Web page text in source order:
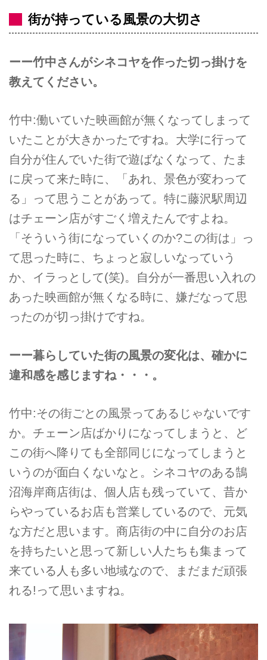
街が持っている風景の大切さ
ーー竹中さんがシネコヤを作った切っ掛けを
教えてください。
竹中:働いていた映画館が無くなってしまって
いたことが大きかったですね。大学に行って
自分が住んでいた街で遊ばなくなって、たま
に戻って来た時に、「あれ、景色が変わって
る」って思うことがあって。特に藤沢駅周辺
はチェーン店がすごく増えたんですよね。
「そういう街になっていくのか?この街は」っ
て思った時に、ちょっと寂しいなっていう
か、イラっとして(笑)。自分が一番思い入れの
あった映画館が無くなる時に、嫌だなって思
ったのが切っ掛けですね。
ーー暮らしていた街の風景の変化は、確かに
違和感を感じますね・・・。
竹中:その街ごとの風景ってあるじゃないです
か。チェーン店ばかりになってしまうと、ど
この街へ降りても全部同じになってしまうと
いうのが面白くないなと。シネコヤのある鵠
沼海岸商店街は、個人店も残っていて、昔か
らやっているお店も営業しているので、元気
な方だと思います。商店街の中に自分のお店
を持ちたいと思って新しい人たちも集まって
来ている人も多い地域なので、まだまだ頑張
れる!って思いますね。